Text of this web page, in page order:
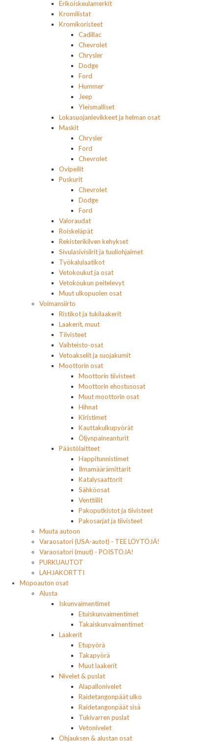
Erikoiskeulamerkit
Kromilistat
Kromikoristeet
Cadillac
Chevrolet
Chrysler
Dodge
Ford
Hummer
Jeep
Yleismalliset
Lokasuojanlevikkeet ja helman osat
Maskit
Chrysler
Ford
Chevrolet
Ovipeilit
Puskurit
Chevrolet
Dodge
Ford
Valoraudat
Roiskeläpät
Rekisterikilven kehykset
Sivulasivisiirit ja tuuliohjaimet
Työkalulaatikot
Vetokoukut ja osat
Vetokoukun peitelevyt
Muut ulkopuolen osat
Voimansiirto
Ristikot ja tukilaakerit
Laakerit, muut
Tiivisteet
Vaihteisto-osat
Vetoakselit ja suojakumit
Moottorin osat
Moottorin tiivisteet
Moottorin ehostusosat
Muut moottorin osat
Hihnat
Kiristimet
Kauttakulkupyörät
Öljynpaineanturit
Päästölaitteet
Happitunnistimet
Ilmamäärämittarit
Katalysaattorit
Sähköosat
Venttiilit
Pakoputkistot ja tiivisteet
Pakosarjat ja tiivisteet
Muuta autoon
Varaosatori (USA-autot) - TEE LÖYTÖJÄ!
Varaosatori (muut) - POISTOJA!
PURKUAUTOT
LAHJAKORTTI
Mopoauton osat
Alusta
Iskunvaimentimet
Etuiskunvaimentimet
Takaiskunvaimentimet
Laakerit
Etupyörä
Takapyörä
Muut laakerit
Nivelet & puslat
Alapallonivelet
Raidetangonpäät ulko
Raidetangonpäät sisä
Tukivarren puslat
Vetonivelet
Ohjauksen & alustan osat